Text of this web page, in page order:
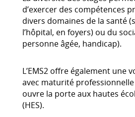
d’exercer des compétences
divers domaines de la santé
l’hôpital, en foyers) ou du
personne âgée, handicap).
L’EMS2 offre également une
avec maturité
ouvre la porte aux hautes
(HES).